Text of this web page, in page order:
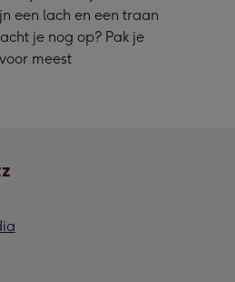
een lach en een traan
je nog op? Pak je
meest